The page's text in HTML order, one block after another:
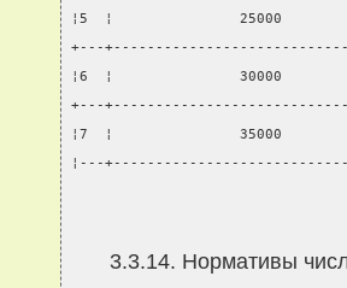
¦5  ¦               25000
+---
¦6  ¦               30000
+---
¦7  ¦               35000
¦---
3.3.14. Нормативы